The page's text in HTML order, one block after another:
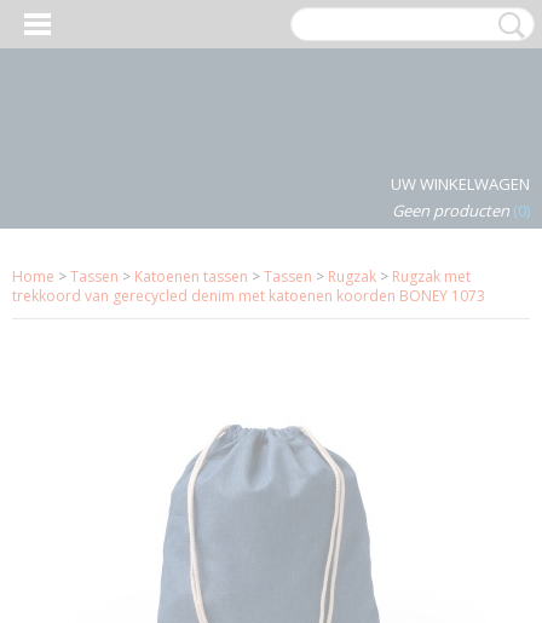
UW WINKELWAGEN
Geen producten (0)
Home >Tassen > Katoenen tassen >Tassen > Rugzak > Rugzak met
trekkoord van gerecycled denim met katoenen koorden BONEY 1073